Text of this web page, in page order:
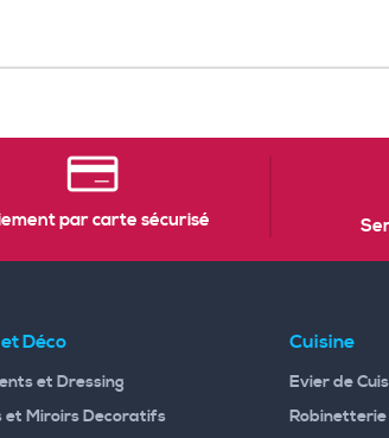
par carte sécurisé
Déco
et Dressing
et Miroirs Decoratifs
Cuisine
Evier de
Robinetterie